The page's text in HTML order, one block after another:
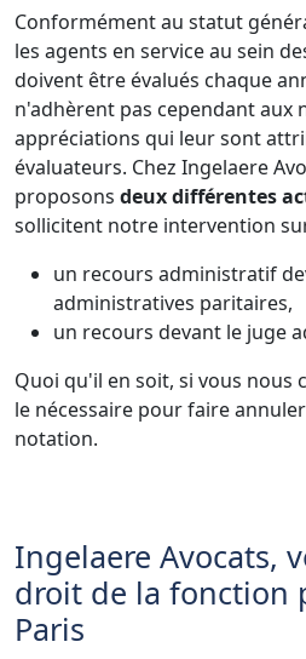
Conformément au statut
les agents en service au sein
doivent être évalués chaque
n'adhèrent pas cependant aux
appréciations qui leur sont
évaluateurs. Chez Ingelaere
proposons deux différentes
sollicitent notre intervention
un recours administratif
administratives paritaires,
un recours devant le juge
Quoi qu'il en soit, si vous nous
le nécessaire pour faire
notation.
Ingelaere Avocats,
droit de la fonction
Paris